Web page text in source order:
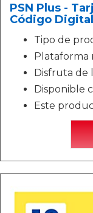
PSN Plus -
Código Digital
Tipo de
Plataforma
Disfruta de
Disponible
Este